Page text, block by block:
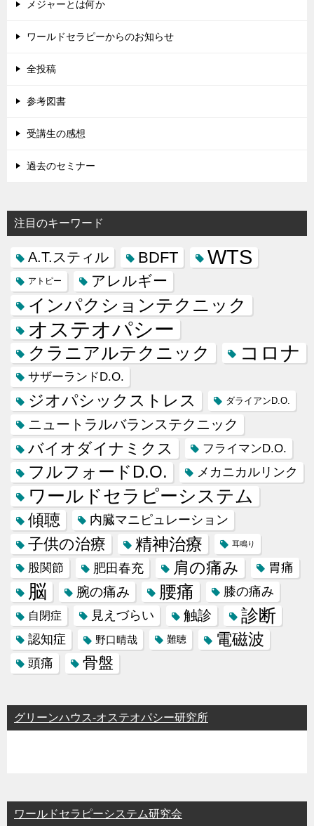
メジャーとは何か
ワールドセラピーからのお知らせ
全投稿
参考図書
受講生の感想
過去のセミナー
注目のキーワード
A.T.スティル BDFT WTS
アトピー アレルギー
インパクションテクニック
オステオパシー
クラニアルテクニック コロナ
サザーランドD.O.
ジオパシックストレス ダライアンD.O.
ニュートラルバランステクニック
バイオダイナミクス フライマンD.O.
フルフォードD.O. メカニカルリンク
ワールドセラピーシステム
傾聴 内臓マニピュレーション
子供の治療 精神治療 耳鳴り
股関節 肥田春充 肩の痛み 胃痛
脳 腕の痛み 腰痛 膝の痛み
自閉症 見えづらい 触診 診断
認知症 野口晴哉 難聴 電磁波
頭痛 骨盤
グリーンハウス-オステオパシー研究所
ワールドセラピーシステム研究会